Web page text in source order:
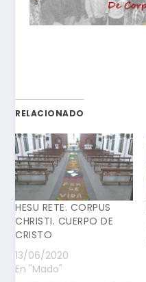
RELACIONADO
HESU RETE. CORPUS
CHRISTI. CUERPO DE
CRISTO
13/06/2020
En "Mado"